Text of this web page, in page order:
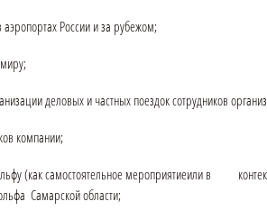
России и за рубежом;
деловых и частных поездок сотрудников
компании;
(как самостоятельное мероприятиеили в
Самарской области;